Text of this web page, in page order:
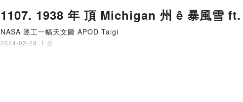
1107. 1938 年 頂 Michigan 州 ê 暴風雪
NASA 逐工一幅天文圖 APOD Taigi
2024-02-28 · 1 分